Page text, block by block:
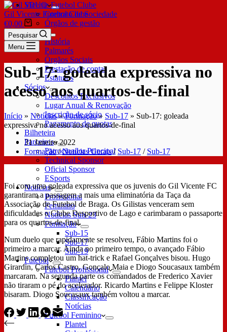
SDUQ
Contrato de Sociedade
Órgãos de gestão
Clube
História
Palmarés
Órgãos Sociais
Prestação de contas
Estatutos
Sócios
Descontos Exclusivos
Lugar Anual & Renovação
Inscrição de sócio
Pagamento de quotas
Bilheteira
Parceiros
Patrocinador Principal
Technical Sponsor
Oficial Sponsor
ESports
Notícias
Profissional
Feminino
Notícias Sub-23
Formação
Sub-15
Sub-17
Sub-19
Futebol
Futebol Profissional
Plantel
Calendário
Classificação
Notícias
Futebol Feminino
Plantel
Gil Vicente Futebol Clube
€0,00
Pesquisar
Menu
Sub-17: goleada expressiva no
acesso aos quartos-de-final
Início » Notícias»Formação» Sub-17 » Sub-17: goleada
expressiva no acesso aos quartos-de-final
31 Janeiro 2022
Formação/Notícias Gerais/ Sub-17 / Sub-17
Foi com uma goleada expressiva que os juvenis do Gil Vicente FC
garantiram a passagem a mais uma eliminatória da Taça da
Associação de Futebol de Braga. Os Gilistas venceram sem
dificuldades o Clube Desportivo de Lago e carimbaram o passaporte
para os quartos-de-final.
Num duelo que rapidamente se resolveu, Fábio Martins foi o
primeiro a marcar. Ainda no primeiro tempo, o avançado Fábio
Martins completou um hat-trick e Rafael Gonçalves bisou. Hugo
Girardin, Carlos Castro, Gonçalo Maia e Diogo Soucasaux também
marcaram. Na segunda parte os comandados de Frederico Xavier
não tiraram o pé do acelerador. Ricardo Martins e Felippe Kloster
bisaram. Diogo Soucasaux também voltou a marcar.